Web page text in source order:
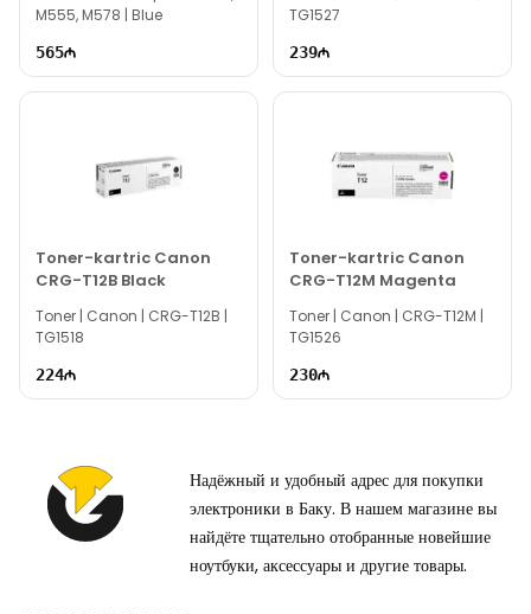
или написать на наш номер WhatsApp.
Благодарим вас за интерес к нам!
M555, M578 | Blue
565
TG1527
239
Toner-kartric Canon
CRG-T12B Black
Toner | Canon | CRG-T12B |
TG1518
224
Toner-kartric Canon
CRG-T12M Magenta
Toner | Canon | CRG-T12M |
TG1526
230
Надёжный и удобный адрес для покупки
электроники в Баку. В нашем магазине вы
найдёте тщательно отобранные новейшие
ноутбуки, аксессуары и другие товары.